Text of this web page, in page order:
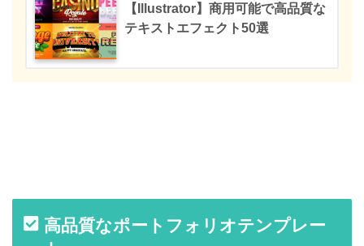
【Illustrator】商用可能で高品質な
テキストエフェクト50選
高品質なポートフォリオテンプレー